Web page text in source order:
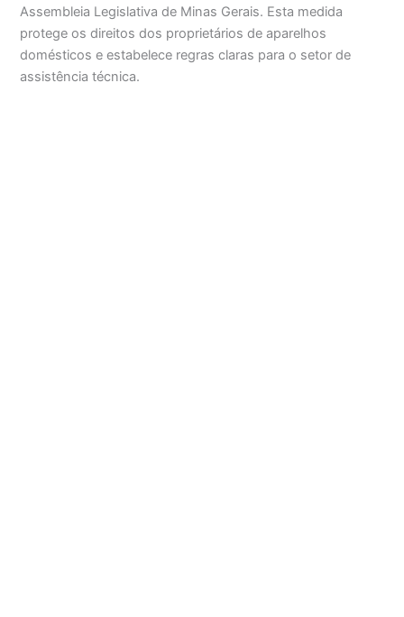
Assembleia Legislativa de Minas Gerais. Esta medida
protege os direitos dos proprietários de aparelhos
domésticos e estabelece regras claras para o setor de
assistência técnica.